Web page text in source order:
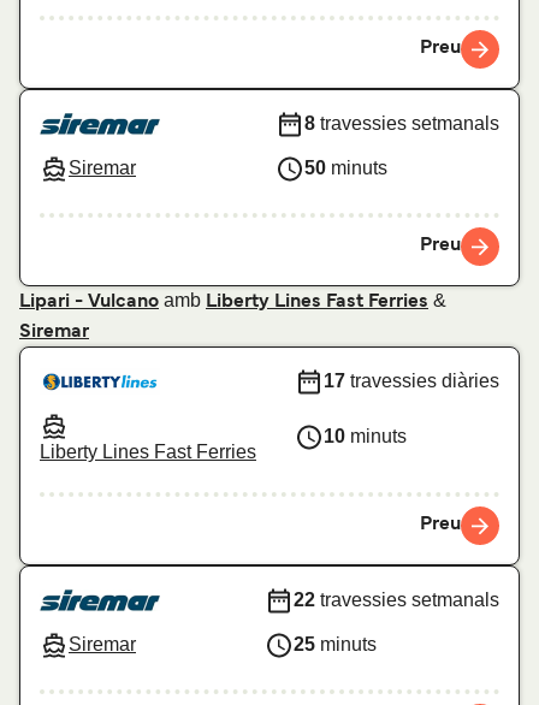
Preu
Siremar
8 travessies setmanals
50 minuts
Preu
Lipari - Vulcano amb Liberty Lines Fast Ferries &
Siremar
Liberty Lines Fast Ferries
17 travessies diàries
10 minuts
Preu
Siremar
22 travessies setmanals
25 minuts